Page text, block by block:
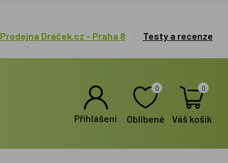
Prodejna Dráček.cz - Praha 8 Testy a recenze
Přihlášení
0
Oblíbené
0
Váš košík